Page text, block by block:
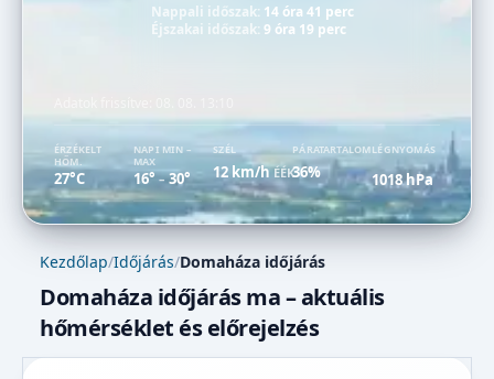
Nappali időszak: 14 óra 41 perc
Éjszakai időszak: 9 óra 19 perc
ÉRZÉKELT
HŐM.
27°C
NAPI MIN –
MAX
16° –30°
SZÉL
12 km/hÉÉK
PÁRATARTALOM
36%
LÉGNYOMÁS
1018 hPa
Kezdőlap/Időjárás/Domaháza időjárás
Domaháza időjárás ma – aktuális
hőmérséklet és előrejelzés